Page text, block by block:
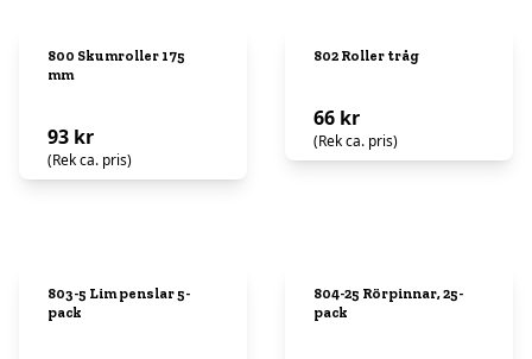
800 Skumroller 175
mm
93 kr
(Rek ca. pris)
802 Roller tråg
66 kr
(Rek ca. pris)
803-5 Lim penslar 5-
pack
804-25 Rörpinnar, 25-
pack